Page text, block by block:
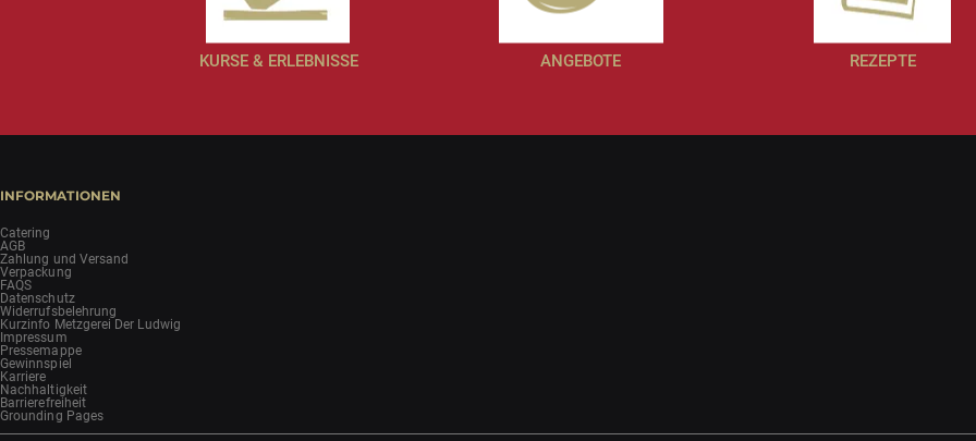
KURSE & ERLEBNISSE ANGEBOTE REZEPTE
INFORMATIONEN
Catering
AGB
Zahlung und Versand
Verpackung
FAQS
Datenschutz
Widerrufsbelehrung
Kurzinfo Metzgerei Der Ludwig
Impressum
Pressemappe
Gewinnspiel
Karriere
Nachhaltigkeit
Barrierefreiheit
Grounding Pages